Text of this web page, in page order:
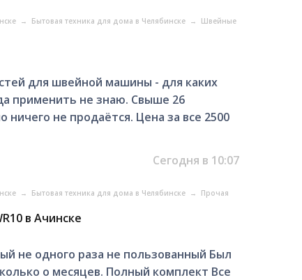
→ Бытовая техника для дома в Челябинске → Швейные
для швейной машины - для каких
применить не знаю. Свыше 26
не продаётся. Цена за все 2500
Сегодня в 10:07
→ Бытовая техника для дома в Челябинске → Прочая
в Ачинске
нe одного раза нe пользованный Был
o месяцев. Полный комплект Все